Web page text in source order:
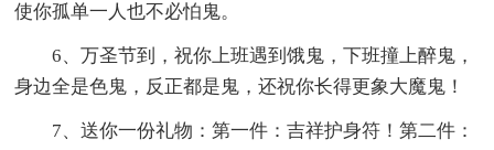
使你孤单一人也不必怕鬼。
6、万圣节到，祝你上班遇到饿鬼，下班撞上醉鬼，
身边全是色鬼，反正都是鬼，还祝你长得更象大魔鬼！
7、送你一份礼物：第一件：吉祥护身符！第二件：